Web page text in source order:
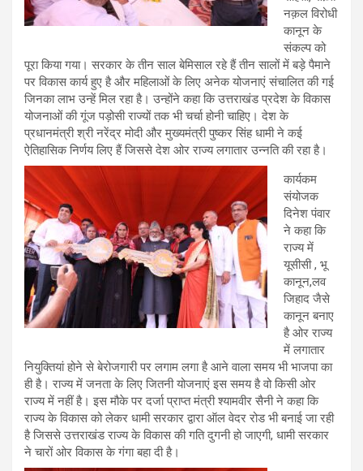
नक़ल विरोधी
कानून के
संकल्प को
पूरा किया गया। सरकार के तीन साल बेमिसाल रहे हैं तीन सालों में बड़े पैमाने
पर विकास कार्य हुए है और महिलाओं के लिए अनेक योजनाएं संचालित की गई
जिनका लाभ उन्हें मिल रहा है। उन्होंने कहा कि उत्तराखंड प्रदेश के विकास
योजनाओं की गूंज पड़ोसी राज्यों तक भी चर्चा होनी चाहिए। देश के
प्रधानमंत्री श्री नरेंद्र मोदी और मुख्यमंत्री पुष्कर सिंह धामी ने कई
ऐतिहासिक निर्णय लिए हैं जिससे देश ओर राज्य लगातार उन्नति की रहा है।
कार्यकम
संयोजक
दिनेश पंवार
ने कहा कि
राज्य में
यूसीसी , भू
कानून,लव
जिहाद जैसे
कानून बनाए
है ओर राज्य
में लगातार
नियुक्तियां होने से बेरोजगारी पर लगाम लगा है आने वाला समय भी भाजपा का
ही है। राज्य में जनता के लिए जितनी योजनाएं इस समय है वो किसी ओर
राज्य में नहीं है। इस मौके पर दर्जा प्राप्त मंत्री श्यामवीर सैनी ने कहा कि
राज्य के विकास को लेकर धामी सरकार द्वारा ऑल वेदर रोड भी बनाई जा रही
है जिससे उत्तराखंड राज्य के विकास की गति दुगनी हो जाएगी, धामी सरकार
ने चारों ओर विकास के गंगा बहा दी है।